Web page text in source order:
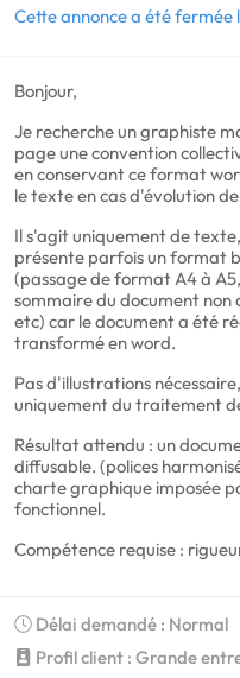
Cette annonce a été fermée
Bonjour,
Je recherche un graphiste
page une convention
en conservant ce format
le texte en cas d'évolution
Il s'agit uniquement de
présente parfois un format
(passage de format A4 à
sommaire du document non
etc) car le document a été
transformé en word.
Pas d'illustrations
uniquement du traitement
Résultat attendu : un
diffusable. (polices
charte graphique imposée
fonctionnel.
Compétence requise :
Délai demandé : Normal
Profil client : Grande